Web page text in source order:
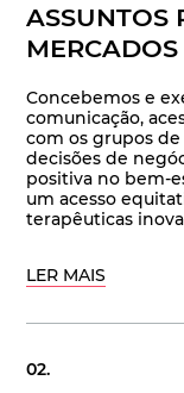
ASSUNTOS
MERCADOS
Concebemos e
comunicação,
com os grupos
decisões de
positiva no bem-
um acesso
terapêuticas
LER MAIS